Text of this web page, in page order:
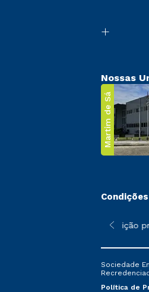
Nossas
Martim de Sá
sofrer alterações nos
*A condição
Sociedade
Política de